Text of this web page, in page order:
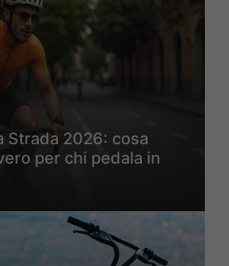
Strada 2026: cosa
per chi pedala in